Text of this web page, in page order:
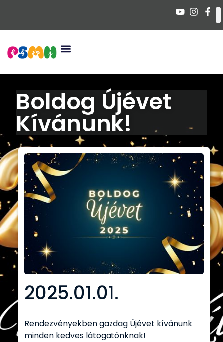
Boldog Újévet
Kívánunk!
2025.01.01.
Rendezvényekben gazdag Újévet kívánunk
minden kedves látogatónknak!